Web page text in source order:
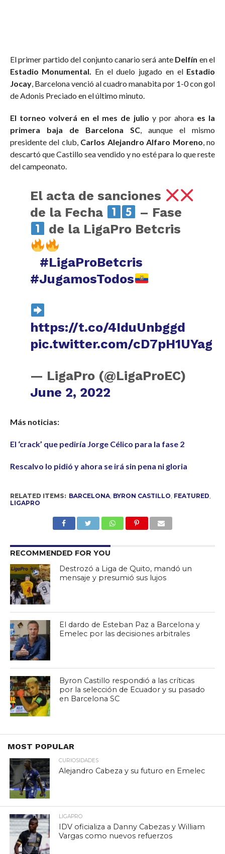
El primer partido del conjunto canario será ante Delfín en el
Estadio Monumental. En el duelo jugado en el Estadio
Jocay, Barcelona venció al cuadro manabita por 1-0 con gol
de Adonis Preciado en el último minuto.
El torneo volverá en el mes de julio y por ahora es la
primera baja de Barcelona SC, aunque el mismo
presidente del club, Carlos Alejandro Alfaro Moreno, no
descartó que Castillo sea vendido y no esté para lo que reste
del campeonato.
El acta de sanciones
de la Fecha
– Fase
de la LigaPro Betcris
#LigaProBetcris
#JugamosTodos
https://t.co/4IduUnbggd
pic.twitter.com/cD7pH1UYag
— LigaPro (@LigaProEC)
June 2, 2022
Más noticias:
El ‘crack’ que pediría Jorge Célico para la fase 2
Rescalvo lo pidió y ahora se irá sin pena ni gloria
RELATED ITEMS: BARCELONA, BYRON CASTILLO, FEATURED,
LIGAPRO
RECOMMENDED FOR YOU
Destrozó a Liga de Quito, mandó un
mensaje y presumió sus lujos
El dardo de Esteban Paz a Barcelona y
Emelec por las decisiones arbitrales
Byron Castillo respondió a las críticas
por la selección de Ecuador y su pasado
en Barcelona SC
MOST POPULAR
CURIOSIDADES
Alejandro Cabeza y su futuro en Emelec
LIGAPRO
IDV oficializa a Danny Cabezas y William
Vargas como nuevos refuerzos